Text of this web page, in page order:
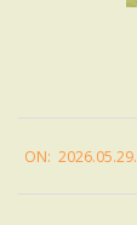
05-
ON: 2026.05.29.